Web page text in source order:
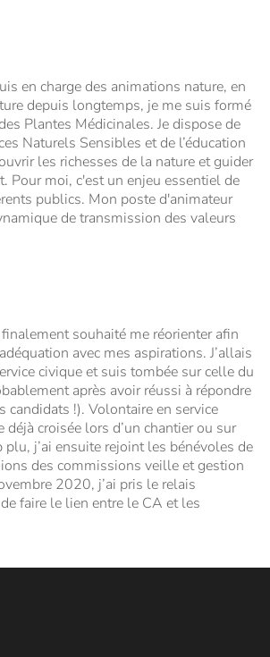
en charge des animations nature, en
depuis longtemps, je me suis formé
Plantes Médicinales. Je dispose de
Naturels Sensibles et de l’éducation
les richesses de la nature et guider
Pour moi, c'est un enjeu essentiel de
publics. Mon poste d'animateur
de transmission des valeurs
souhaité me réorienter afin
avec mes aspirations. J’allais
civique et suis tombée sur celle du
après avoir réussi à répondre
candidats !). Volontaire en service
croisée lors d’un chantier ou sur
j’ai ensuite rejoint les bénévoles de
des commissions veille et gestion
2020, j’ai pris le relais
faire le lien entre le CA et les